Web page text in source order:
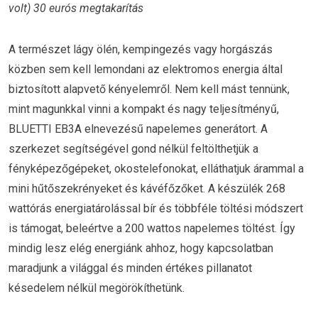
volt) 30 eurós megtakarítás
A természet lágy ölén, kempingezés vagy horgászás
közben sem kell lemondani az elektromos energia által
biztosított alapvető kényelemről. Nem kell mást tennünk,
mint magunkkal vinni a kompakt és nagy teljesítményű,
BLUETTI EB3A elnevezésű napelemes generátort. A
szerkezet segítségével gond nélkül feltölthetjük a
fényképezőgépeket, okostelefonokat, elláthatjuk árammal a
mini hűtőszekrényeket és kávéfőzőket. A készülék 268
wattórás energiatárolással bír és többféle töltési módszert
is támogat, beleértve a 200 wattos napelemes töltést. Így
mindig lesz elég energiánk ahhoz, hogy kapcsolatban
maradjunk a világgal és minden értékes pillanatot
késedelem nélkül megörökíthetünk.